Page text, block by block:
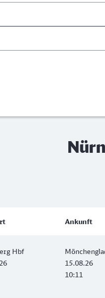
der Hinfahrt
der Hinfahrt
Ankunft
Hbf
15.08.26
10:11